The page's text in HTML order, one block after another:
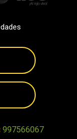
997566067